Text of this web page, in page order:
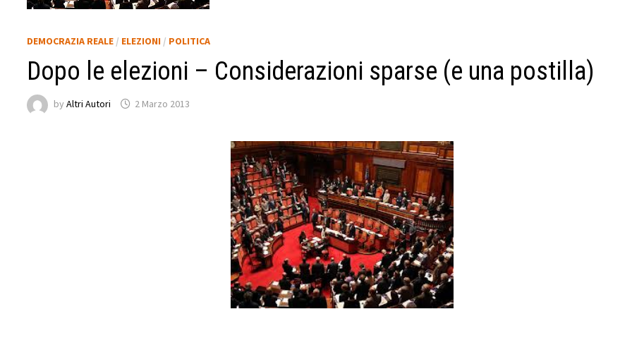
DEMOCRAZIA REALE / ELEZIONI / POLITICA
Dopo le elezioni – Considerazioni sparse (e una postilla)
byAltri Autori 2 Marzo 2013